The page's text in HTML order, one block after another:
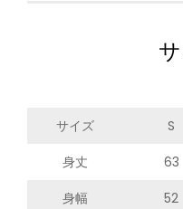
サイズ S
身丈
63
身幅
52